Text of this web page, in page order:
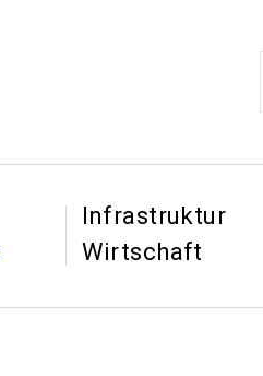
Infrastruktur&
Wirtschaft